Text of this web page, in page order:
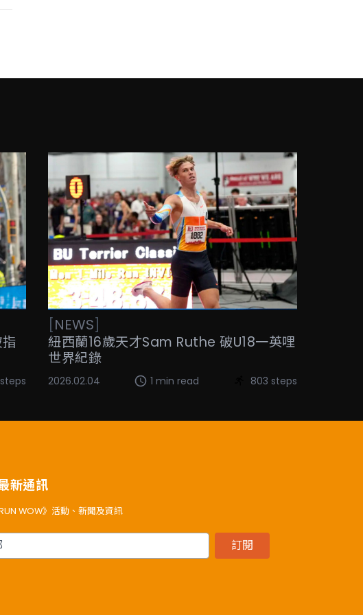
steps
[NEWS]
紐西蘭16歲天才Sam Ruthe 破U18一英哩
世界紀錄
2026.02.04 1 min read 803 steps
新通訊
WOW》活動、新聞及資訊
訂閱